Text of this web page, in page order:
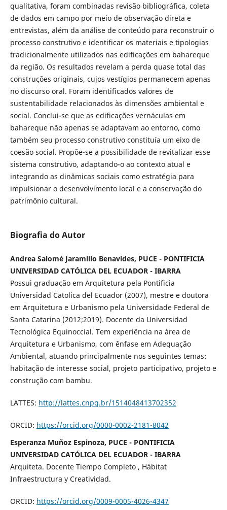
qualitativa, foram combinadas revisão bibliográfica, coleta
de dados em campo por meio de observação direta e
entrevistas, além da análise de conteúdo para reconstruir o
processo construtivo e identificar os materiais e tipologias
tradicionalmente utilizados nas edificações em bahareque
da região. Os resultados revelam a perda quase total das
construções originais, cujos vestígios permanecem apenas
no discurso oral. Foram identificados valores de
sustentabilidade relacionados às dimensões ambiental e
social. Conclui-se que as edificações vernáculas em
bahareque não apenas se adaptavam ao entorno, como
também seu processo construtivo constituía um eixo de
coesão social. Propõe-se a possibilidade de revitalizar esse
sistema construtivo, adaptando-o ao contexto atual e
integrando as dinâmicas sociais como estratégia para
impulsionar o desenvolvimento local e a conservação do
patrimônio cultural.
Biografia do Autor
Andrea Salomé Jaramillo Benavides, PUCE - PONTIFICIA
UNIVERSIDAD CATÓLICA DEL ECUADOR - IBARRA
Possui graduação em Arquitetura pela Pontificia
Universidad Catolica del Ecuador (2007), mestre e doutora
em Arquitetura e Urbanismo pela Universidade Federal de
Santa Catarina (2012;2019). Docente da Universidad
Tecnológica Equinoccial. Tem experiência na área de
Arquitetura e Urbanismo, com ênfase em Adequação
Ambiental, atuando principalmente nos seguintes temas:
habitação de interesse social, projeto participativo, projeto e
construção com bambu.
LATTES: http://lattes.cnpq.br/1514048413702352
ORCID: https://orcid.org/0000-0002-2181-8042
Esperanza Muñoz Espinoza, PUCE - PONTIFICIA
UNIVERSIDAD CATÓLICA DEL ECUADOR - IBARRA
Arquiteta. Docente Tiempo Completo , Hábitat
Infraestructura y Creatividad.
ORCID: https://orcid.org/0009-0005-4026-4347